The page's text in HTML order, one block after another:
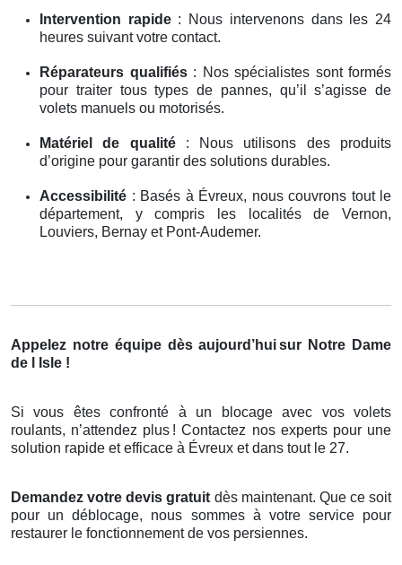
Intervention rapide: Nous intervenons dans les 24
heures suivant votre contact.
Réparateurs qualifiés: Nos spécialistes sont formés
pour traiter tous types de pannes, qu’il s’agisse de
volets manuels ou motorisés.
Matériel de qualité: Nous utilisons des produits
d’origine pour garantir des solutions durables.
Accessibilité : Basés à Évreux, nous couvrons tout le
département, y compris les localités de Vernon,
Louviers, Bernay et Pont-Audemer.
Appelez notre équipe dès aujourd’huisur Notre Dame
de l Isle !
Si vous êtes confronté à un blocage avec vos volets
roulants, n’attendez plus ! Contactez nos experts pour une
solution rapide et efficace à Évreux et dans tout le 27.
Demandez votre devis gratuit dès maintenant. Que ce soit
pour un déblocage, nous sommes à votre service pour
restaurer le fonctionnement de vos persiennes.